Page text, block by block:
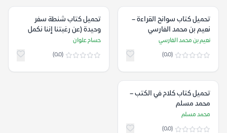
تحميل كتاب سوانح القراءة –
نعيم بن محمد الفارسي
نعيم بن محمد الفارسي
(0.0)
تحميل كتاب شنطة سفر
وحيدة (عن رغبتنا إننا نكمل
ونبدأ من جديد) – حسام علوان
حسام علوان
(0.0)
تحميل كتاب كلام في الكتب –
محمد مسلم
محمد مسلم
(0.0)